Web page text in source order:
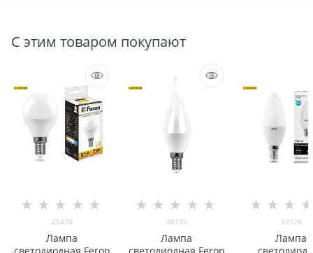
С этим товаром покупают
25478
Лампа
38135
Лампа
33128
Лампа